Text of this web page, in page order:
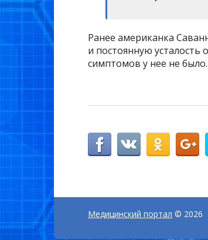
Ранее американка
и постоянную
симптомов у нее не было.
Медицинский портал © 2026